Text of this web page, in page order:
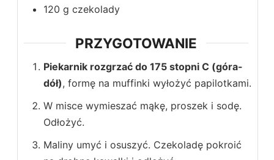
120 g czekolady
PRZYGOTOWANIE
Piekarnik rozgrzać do 175 stopni C (góra-
dół), formę na muffinki wyłożyć papilotkami.
W misce wymieszać mąkę, proszek i sodę.
Odłożyć.
Maliny umyć i osuszyć. Czekoladę pokroić